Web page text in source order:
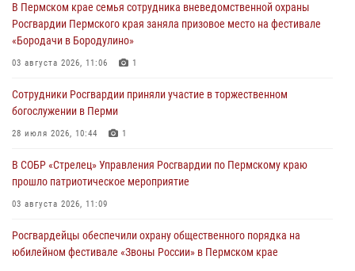
богослужении в Перми
28 июля 2026, 10:44
Росгвардейцы оказали силовую поддержку при задержании
28 июля 2026, 06:15
В Пермском крае семья сотрудника вневедомственной охраны
Росгвардии Пермского края заняла призовое место на фестивале
«Бородачи в Бородулино»
03 августа 2026, 11:06 1
Сотрудники Росгвардии приняли участие в торжественном
богослужении в Перми
28 июля 2026, 10:44 1
В СОБР «Стрелец» Управления Росгвардии по Пермскому краю
прошло патриотическое мероприятие
03 августа 2026, 11:09
Росгвардейцы обеспечили охрану общественного порядка на
юбилейном фестивале «Звоны России» в Пермском крае